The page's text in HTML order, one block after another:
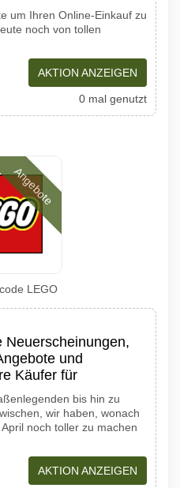
um Ihren Online-Einkauf zu
noch von tollen
AKTION ANZEIGEN
0 mal genutzt
Angebote
LEGO
Neuerscheinungen,
und
Käufer für
bis hin zu
wir haben, wonach
noch toller zu machen
AKTION ANZEIGEN